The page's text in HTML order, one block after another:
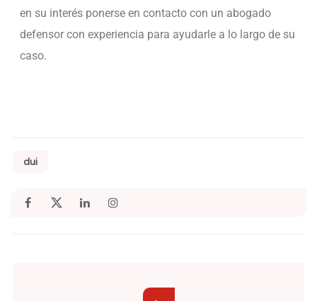
en su interés ponerse en contacto con un abogado
defensor con experiencia para ayudarle a lo largo de su
caso.
dui